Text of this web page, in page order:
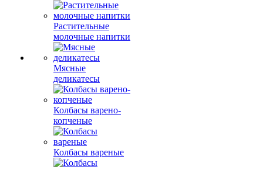
Растительные
молочные напитки
Мясные
деликатесы
Колбасы варено-
копченые
Колбасы вареные